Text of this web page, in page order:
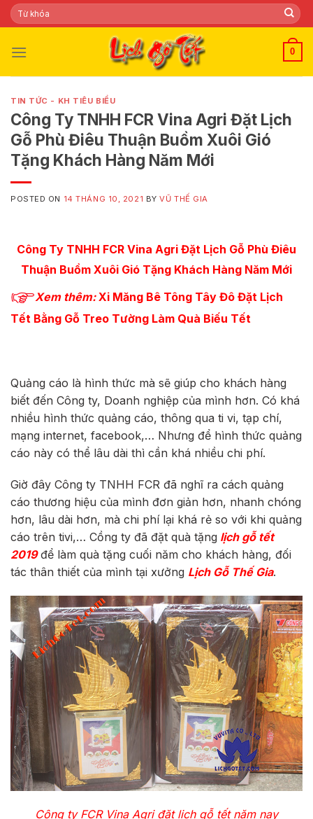
Skip
to
Tìm
kiếm:
0
TIN TỨC - KH TIÊU BIỂU
Công Ty TNHH FCR Vina Agri Đặt Lịch
Gỗ Phù Điêu Thuận Buồm Xuôi Gió
Tặng Khách Hàng Năm Mới
POSTED ON 14 THÁNG 10, 2021 BYVŨ THẾ GIA
Công Ty TNHH FCR Vina Agri Đặt Lịch Gỗ Phù Điêu
Thuận Buồm Xuôi Gió Tặng Khách Hàng Năm Mới
Xemthêm:Xi Măng Bê Tông Tây Đô Đặt Lịch
Tết Bằng Gỗ Treo Tường Làm Quà Biếu Tết
Quảng cáo là hình thức mà sẽ giúp cho khách hàng
biết đến Công ty, Doanh nghiệp của mình hơn. Có khá
nhiều hình thức quảng cáo, thông qua ti vi, tạp chí,
mạng internet, facebook,… Nhưng để hình thức quảng
cáo này có thể lâu dài thì cần khá nhiều chi phí.
Giờ đây Công ty TNHH FCR đã nghĩ ra cách quảng
cáo thương hiệu của mình đơn giản hơn, nhanh chóng
hơn, lâu dài hơn, mà chi phí lại khá rẻ so với khi quảng
cáo trên tivi,… Cồng ty đã đặt quà tặng lịch gỗ tết
2019để làm quà tặng cuối năm cho khách hàng, đối
tác thân thiết của mình tại xưởng Lịch Gỗ Thế Gia.
Công ty FCR Vina Agri đặt lịch gỗ tết năm nay